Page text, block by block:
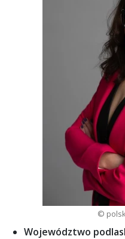
©
Województwo